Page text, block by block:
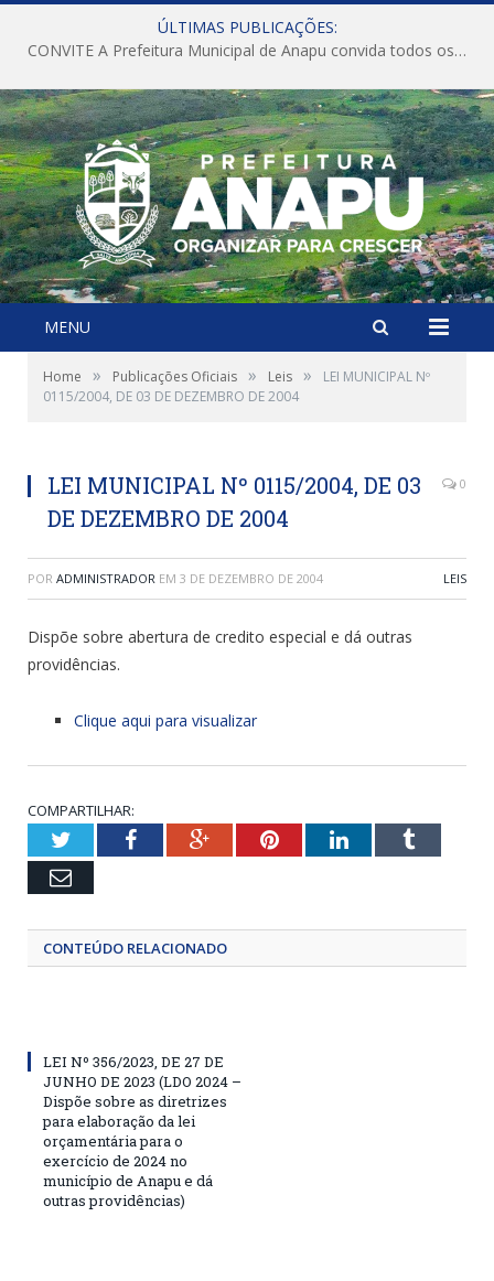
ÚLTIMAS PUBLICAÇÕES:
CONVITE A Prefeitura Municipal de Anapu convida todos os servidores públicos municipais para participarem da Audiência Pública de discussão da Lei de Diretrizes Orçamentárias (LDO), importante instrumento de planejamento das ações e investimentos da Administração Pública para o próximo exercício financeiro.
MENU
Home » Publicações Oficiais » Leis »
LEI MUNICIPAL Nº
0115/2004, DE 03 DE DEZEMBRO DE 2004
LEI MUNICIPAL Nº 0115/2004, DE 03
DE DEZEMBRO DE 2004
0
POR ADMINISTRADOR EM 3 DE DEZEMBRO DE 2004 LEIS
Dispõe sobre abertura de credito especial e dá outras
providências.
Clique aqui para visualizar
COMPARTILHAR:
TwitterFacebookGoogle+PinterestLinkedInTumblr
Email
CONTEÚDO RELACIONADO
LEI Nº 356/2023, DE 27 DE
JUNHO DE 2023 (LDO 2024 –
Dispõe sobre as diretrizes
para elaboração da lei
orçamentária para o
exercício de 2024 no
município de Anapu e dá
outras providências)